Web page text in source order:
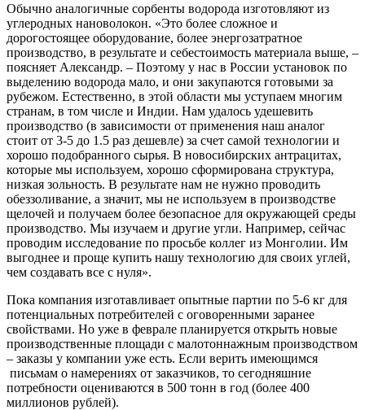
Обычно аналогичные сорбенты водорода изготовляют из
углеродных нановолокон. «Это более сложное и
дорогостоящее оборудование, более энергозатратное
производство, в результате и себестоимость материала выше, –
поясняет Александр. – Поэтому у нас в России установок по
выделению водорода мало, и они закупаются готовыми за
рубежом. Естественно, в этой области мы уступаем многим
странам, в том числе и Индии. Нам удалось удешевить
производство (в зависимости от применения наш аналог
стоит от 3-5 до 1.5 раз дешевле) за счет самой технологии и
хорошо подобранного сырья. В новосибирских антрацитах,
которые мы используем, хорошо сформирована структура,
низкая зольность. В результате нам не нужно проводить
обеззоливание, а значит, мы не используем в производстве
щелочей и получаем более безопасное для окружающей среды
производство. Мы изучаем и другие угли. Например, сейчас
проводим исследование по просьбе коллег из Монголии. Им
выгоднее и проще купить нашу технологию для своих углей,
чем создавать все с нуля».
Пока компания изготавливает опытные партии по 5-6 кг для
потенциальных потребителей с оговоренными заранее
свойствами. Но уже в феврале планируется открыть новые
производственные площади с малотоннажным производством
– заказы у компании уже есть. Если верить имеющимся
письмам о намерениях от заказчиков, то сегодняшние
потребности оцениваются в 500 тонн в год (более 400
миллионов рублей).